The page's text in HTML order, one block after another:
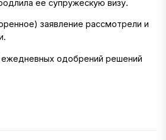
ее супружескую визу.
заявление рассмотрели и
одобрений решений